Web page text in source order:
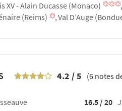
XV - Alain Ducasse (Monaco)
(Reims)
Val D’Auge
4.2 /5 (6 notes
16.5 / 20